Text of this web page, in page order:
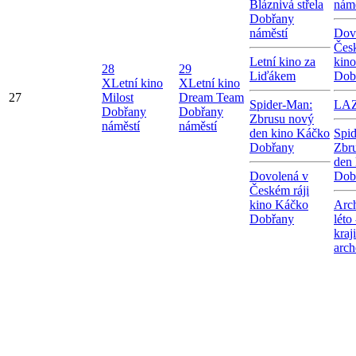
27
28
XLetní kino
Milost
Dobřany
náměstí
29
XLetní kino
Dream Team
Dobřany
náměstí
Bláznivá střela
Dobřany
náměstí
Letní kino za
Liďákem
Spider-Man:
Zbrusu nový
den kino Káčko
Dobřany
Dovolená v
Českém ráji
kino Káčko
Dobřany
den
léto